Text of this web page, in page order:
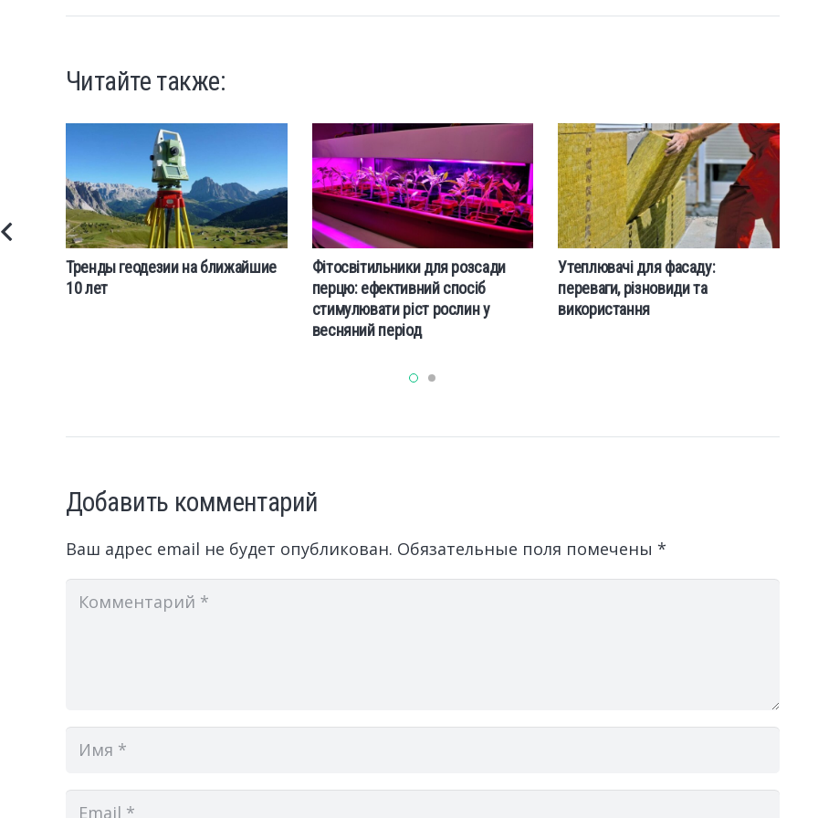
Читайте также:
Тренды геодезии на ближайшие
10 лет
Фітосвітильники для розсади
перцю: ефективний спосіб
стимулювати ріст рослин у
весняний період
Утеплювачі для фасаду:
переваги, різновиди та
використання
Добавить комментарий
Ваш адрес email не будет опубликован. Обязательные поля помечены *